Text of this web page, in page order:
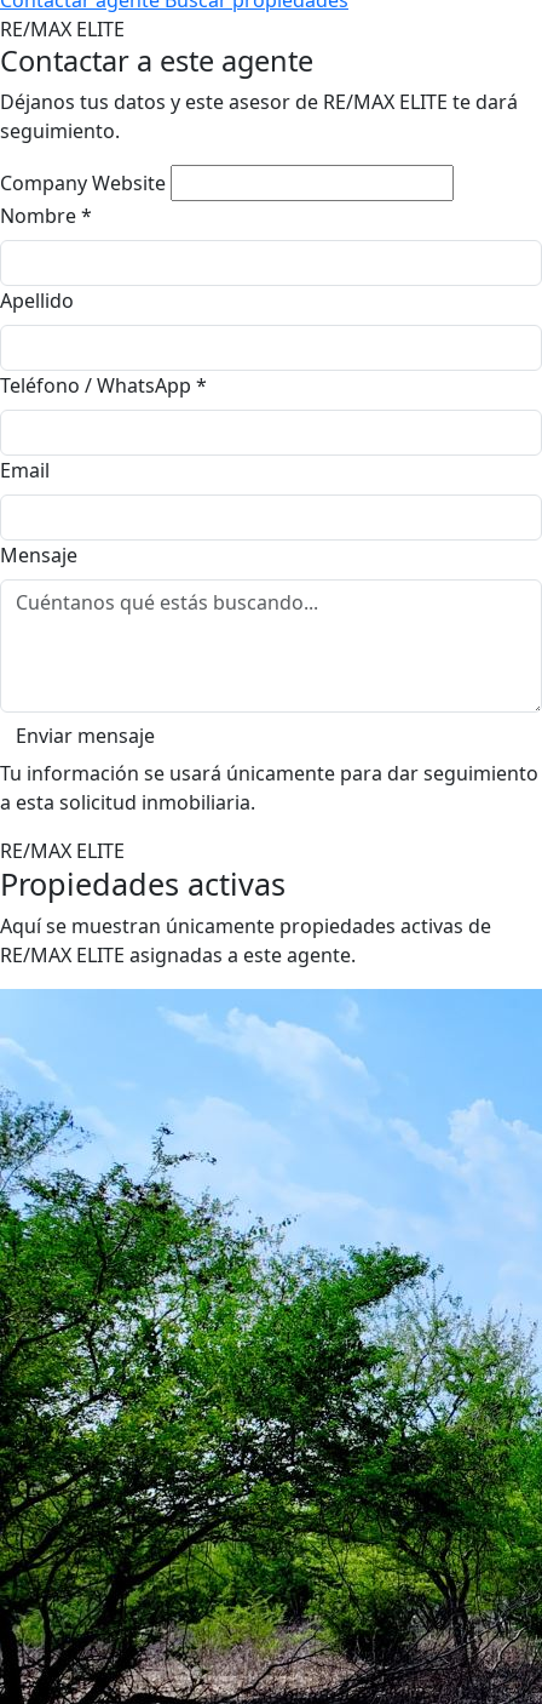
RE/MAX ELITE
Contactar a este agente
Déjanos tus datos y este asesor de RE/MAX ELITE te dará
seguimiento.
Company Website
Nombre*
Apellido
Teléfono / WhatsApp *
Email
Mensaje
Enviar mensaje
Tu información se usará únicamente para dar seguimiento
a esta solicitud inmobiliaria.
RE/MAX ELITE
Propiedades activas
Aquí se muestran únicamente propiedades activas de
RE/MAX ELITE asignadas a este agente.